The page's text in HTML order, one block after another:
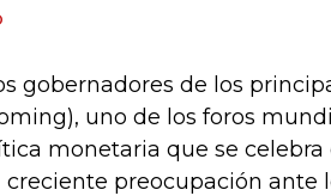
gobernadores de los
uno de los foros
monetaria que se celebra
preocupación ante